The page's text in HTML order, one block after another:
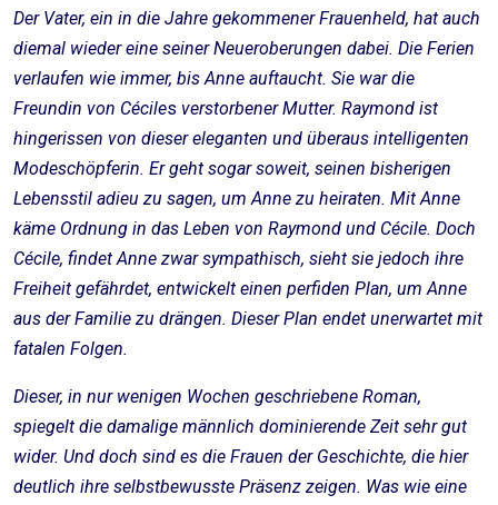
Der Vater, ein in die Jahre gekommener Frauenheld, hat auch
diemal wieder eine seiner Neueroberungen dabei. Die Ferien
verlaufen wie immer, bis Anne auftaucht. Sie war die
Freundin von Céciles verstorbener Mutter. Raymond ist
hingerissen von dieser eleganten und überaus intelligenten
Modeschöpferin. Er geht sogar soweit, seinen bisherigen
Lebensstil adieu zu sagen, um Anne zu heiraten. Mit Anne
käme Ordnung in das Leben von Raymond und Cécile. Doch
Cécile, findet Anne zwar sympathisch, sieht sie jedoch ihre
Freiheit gefährdet, entwickelt einen perfiden Plan, um Anne
aus der Familie zu drängen. Dieser Plan endet unerwartet mit
fatalen Folgen.
Dieser, in nur wenigen Wochen geschriebene Roman,
spiegelt die damalige männlich dominierende Zeit sehr gut
wider. Und doch sind es die Frauen der Geschichte, die hier
deutlich ihre selbstbewusste Präsenz zeigen. Was wie eine